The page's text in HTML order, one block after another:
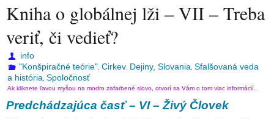
Kniha o globálnej lži – VII – Treba
veriť, či vedieť?
info
"Konšpiračné teórie" ,Cirkev Dejiny, Slovania ,Sfalšovaná veda
a história Spoločnosť
Ak kliknete ľavou myšou na modro zafarbené slovo, otvorí sa Vám o tom viac informácií.
Predchádzajúca časť – VI – Živý Človek